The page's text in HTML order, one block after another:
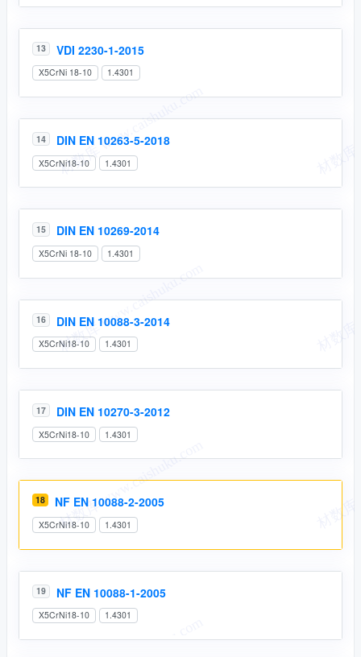
13 VDI 2230-1-2015
X5CrNi 18-10 1.4301
14 DIN EN 10263-5-2018
X5CrNi18-10 1.4301
15 DIN EN 10269-2014
X5CrNi 18-10 1.4301
16 DIN EN 10088-3-2014
X5CrNi18-10 1.4301
17 DIN EN 10270-3-2012
X5CrNi18-10 1.4301
18 NF EN 10088-2-2005
X5CrNi18-10 1.4301
19 NF EN 10088-1-2005
X5CrNi18-10 1.4301